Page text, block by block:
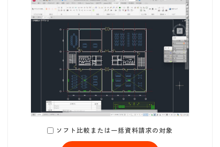
ソフト比較または一括資料請求の対象